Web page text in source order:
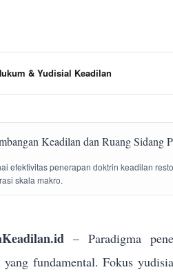
& Yudisial Keadilan
efektivitas penerapan doktrin keadilan
skala makro.
– Paradigma
yang fundamental. Fokus